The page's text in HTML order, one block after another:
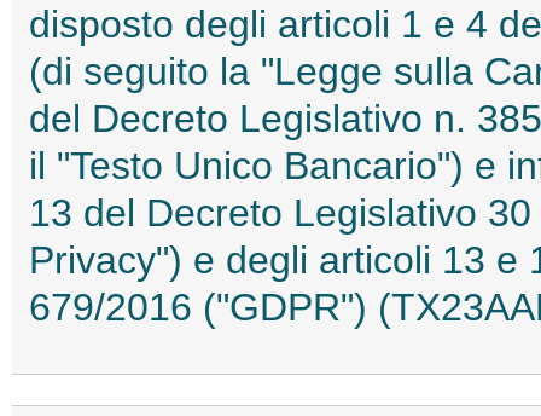
disposto degli articoli 1 e 4
(di seguito la "Legge sulla
del Decreto Legislativo n.
il "Testo Unico Bancario") e
13 del Decreto Legislativo
Privacy") e degli articoli 13 e
679/2016 ("GDPR")